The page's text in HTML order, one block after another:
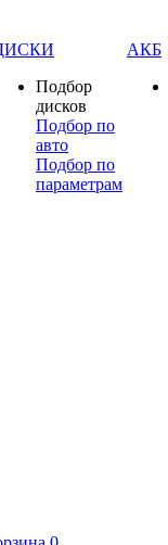
Подбор
дисков
Подбор по
авто
Подбор по
параметрам
АКБ